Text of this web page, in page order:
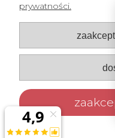
prywatności.